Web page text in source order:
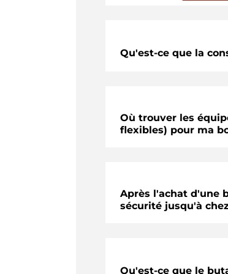
Qu'est-ce que la
Où trouver les
flexibles) pour ma
Après l'achat d'une
sécurité jusqu'à
Qu'est-ce que le